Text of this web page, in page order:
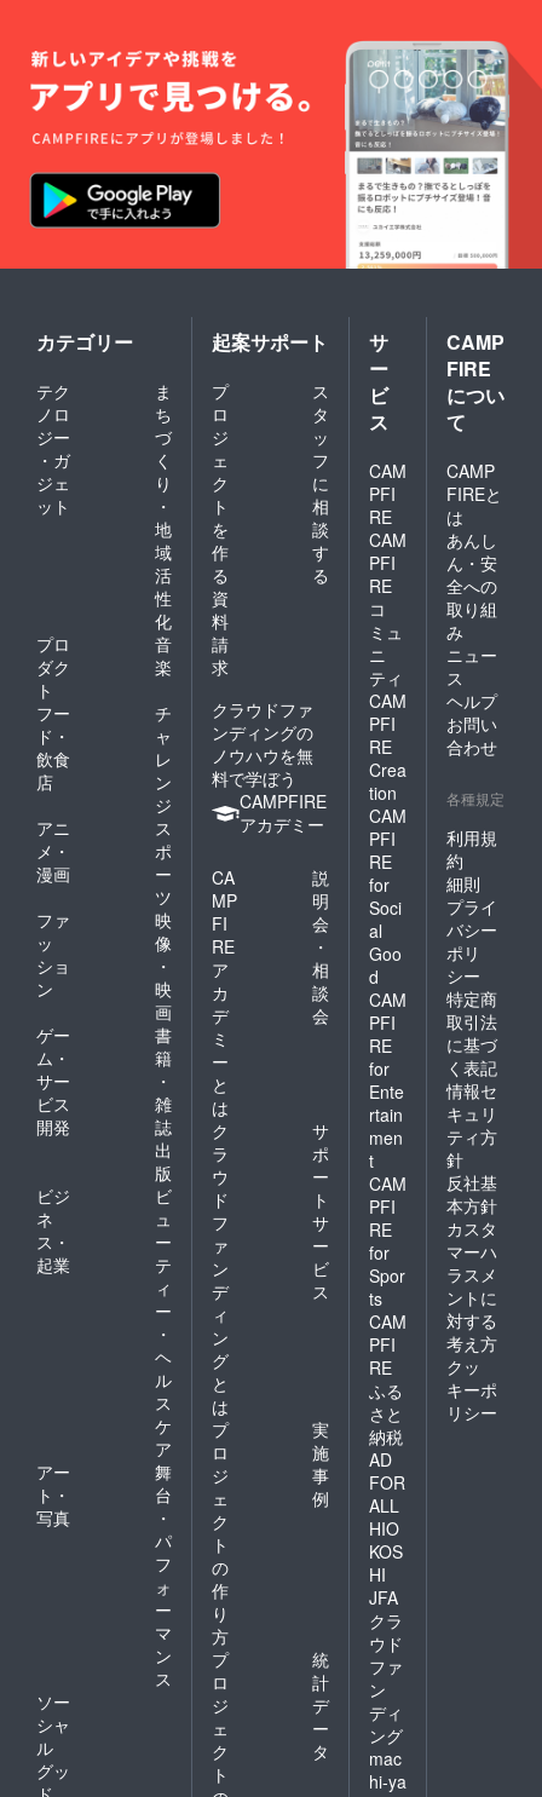
カテゴリー
テク
ノロ
ジー
・ガ
ジェ
ット
ま
ち
づ
く
り
・
地
域
活
性
化
プロ
ダク
ト
音
楽
フー
ド・
飲食
店
チ
ャ
レ
ン
ジ
アニ
メ・
漫画
ス
ポ
ー
ツ
ファ
ッ
ショ
ン
映
像
・
映
画
ゲー
ム・
サー
ビス
開発
書
籍
・
雑
誌
出
版
ビジ
ネ
ス・
起業
ビ
ュ
ー
テ
ィ
ー
・
ヘ
ル
ス
ケ
ア
アー
ト・
写真
舞
台
・
パ
フ
ォ
ー
マ
ン
ス
ソー
シャ
ル
グッ
起案サポート
プ
ロ
ジ
ェ
ク
ト
を
作
る
ス
タ
ッ
フ
に
相
談
す
る
資
料
請
求
クラウドファ
ンディングの
ノウハウを無
料で学ぼう
CAMPFIRE
アカデミー
CA
MP
FI
RE
ア
カ
デ
ミ
ー
と
は
説
明
会
・
相
談
会
ク
ラ
ウ
ド
フ
ァ
ン
デ
ィ
ン
グ
と
は
サ
ポ
ー
ト
サ
ー
ビ
ス
プ
ロ
ジ
ェ
ク
ト
の
作
り
方
実
施
事
例
プ
ロ
ジ
ェ
ク
ト
統
計
デ
ー
タ
サ
ー
ビ
ス
CAM
PFI
RE
CAM
PFI
RE
コ
ミュ
ニ
ティ
CAM
PFI
RE
Crea
tion
CAM
PFI
RE
for
Soci
al
Goo
d
CAM
PFI
RE
for
Ente
rtain
men
t
CAM
PFI
RE
for
Spor
ts
CAM
PFI
RE
ふる
さと
納税
AD
FOR
ALL
HIO
KOS
HI
JFA
クラ
ウド
ファ
ン
ディ
ング
mac
hi-ya
CAMP
FIRE
につい
て
CAMP
FIREと
は
あんし
ん・安
全への
取り組
み
ニュー
ス
ヘルプ
お問い
合わせ
各種規定
利用規
約
細則
プライ
バシー
ポリ
シー
特定商
取引法
に基づ
く表記
情報セ
キュリ
ティ方
針
反社基
本方針
カスタ
マーハ
ラスメ
ントに
対する
考え方
クッ
キーポ
リシー